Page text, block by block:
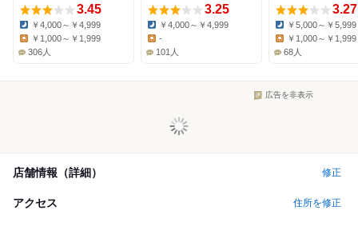
3.45
Dinner:
￥4,000～￥4,999
￥1,000～￥1,999
306人
3.25
Dinner:
￥4,000～￥4,999
-
101人
3.27
Dinner:
￥5,000～￥5,999
Lunch:
￥1,000～￥1,999
68人
広告を非表示
店舗情報（詳細） 修正
アクセス 住所を修正